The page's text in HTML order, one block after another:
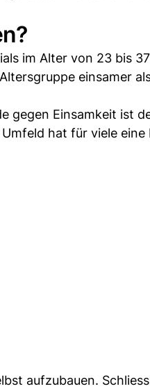
im Alter von 23 bis
einsamer
gegen Einsamkeit ist
hat für viele
aufzubauen.